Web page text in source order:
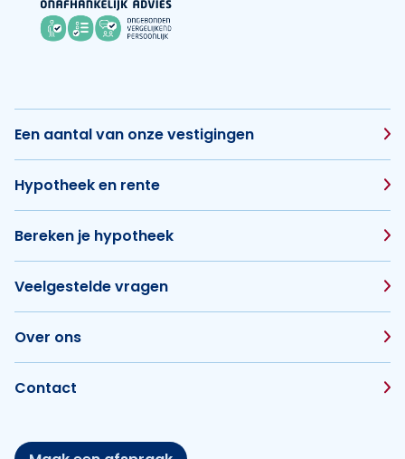
Een aantal van onze vestigingen
Hypotheek en rente
Bereken je hypotheek
Veelgestelde vragen
Over ons
Contact